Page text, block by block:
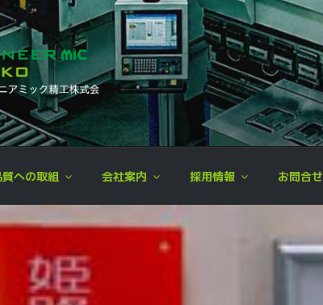
ア ミック精工株式会社
製作,プレス加工,板金加工,各種溶接,製品組立,検査
質への取組 会社案内 採用情報 お問合せ